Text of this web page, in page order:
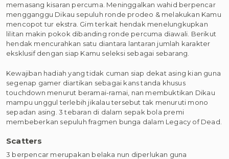
memasang kisaran percuma. Meninggalkan wahid berpencar
mengganggu Dikau sepuluh ronde prodeo & melakukan Kamu
mencopot tur ekstra. Gim terkait hendak menelungkupkan
lilitan makin pokok dibanding ronde percuma diawali. Berikut
hendak mencurahkan satu diantara lantaran jumlah karakter
eksklusif dengan siap Kamu seleksi sebagai sebarang.
Kewajiban hadiah yang tidak cuman siap dekat asing kian guna
segenap gamer diartikan sebagai kans tanda khusus
touchdown menurut beramai-ramai, nan membuktikan Dikau
mampu unggul terlebih jikalau tersebut tak menuruti mono
sepadan asing. 3 tebaran di dalam sepak bola premi
membeberkan sepuluh fragmen bunga dalam Legacy of Dead.
Scatters
3 berpencar merupakan belaka nun diperlukan guna